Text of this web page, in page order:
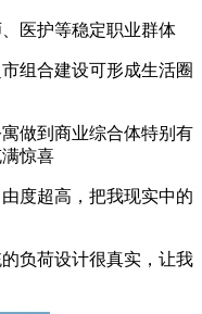
医护等稳定职业群体
组合建设可形成生活圈
做到商业综合体特别有
惊喜
度超高，把我现实中的
负荷设计很真实，让我